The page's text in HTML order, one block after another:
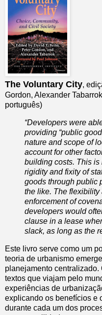
The Voluntary City,
Gordon, Alexander
português)
“Developers were
providing “public
nature and scope of
account for other
building costs. This is
rigidity and fixity of
goods through public
the like. The flexibility
enforcement of
developers would
clause in a lease
slack, as long as the
Este livro serve como um
teoria de urbanismo
planejamento
textos que viajam pelo
experiências de
explicando os benefícios e
durante cada um dos